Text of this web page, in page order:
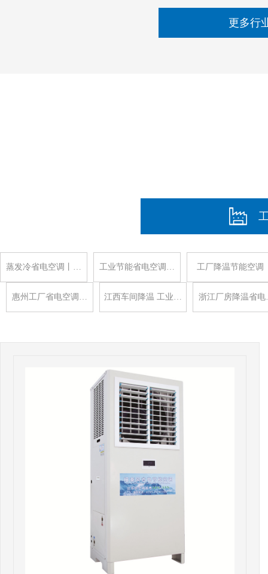
更多行
蒸发冷省电空调丨… 工业节能省电空调… 工厂降温节能空调
惠州工厂省电空调… 江西车间降温 工业… 浙江厂房降温省